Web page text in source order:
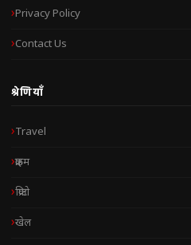
Privacy Policy
Contact Us
श्रेणियाँ
Travel
क्राइम
क्रिप्टो
खेल